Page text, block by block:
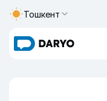
Тошкент